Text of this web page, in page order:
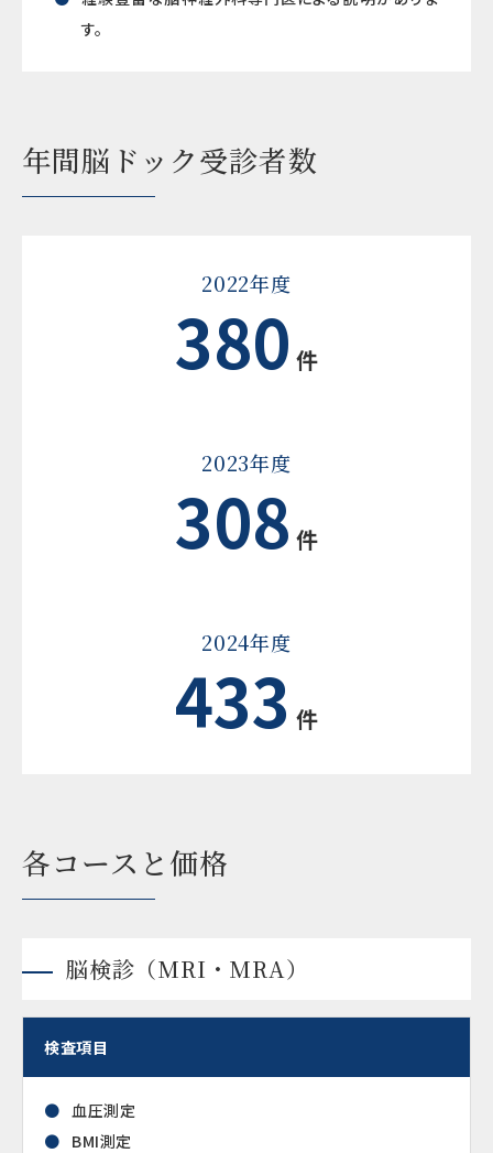
す。
年間脳ドック受診者数
2022年度
380 件
2023年度
308 件
2024年度
433 件
各コースと価格
脳検診（MRI・MRA）
検査項目
血圧測定
BMI測定